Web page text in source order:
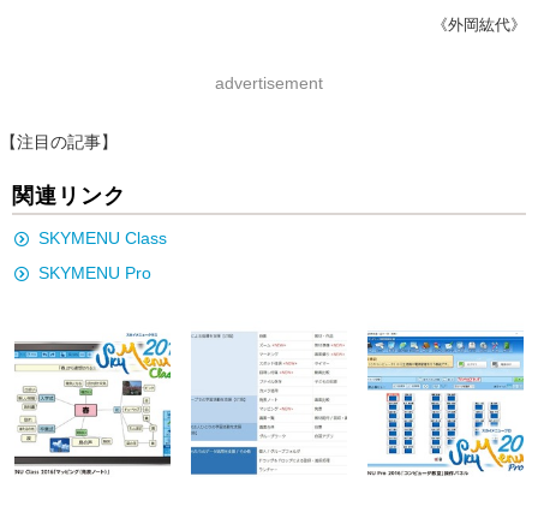
《外岡紘代》
advertisement
【注目の記事】
関連リンク
SKYMENU Class
SKYMENU Pro